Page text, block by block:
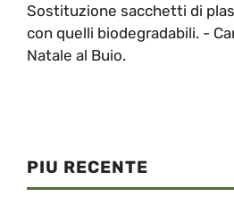
Sostituzione sacchetti di
con quelli biodegradabili. -
Natale al Buio.
PIU RECENTE